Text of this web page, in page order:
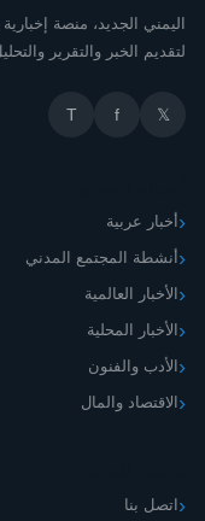
اليمني الجديد، منصة
لتقديم الخبر والتقرير
𝕏
f
T
أخبار عربية
أنشطة المجتمع المدني
الأخبار العالمية
الأخبار المحلية
الأدب والفنون
الاقتصاد والمال
اتصل بنا